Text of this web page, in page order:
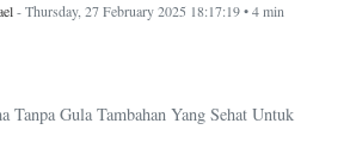
- Thursday, 27 February 2025 18:17:19 • 4 min
Gula Tambahan Yang Sehat Untuk